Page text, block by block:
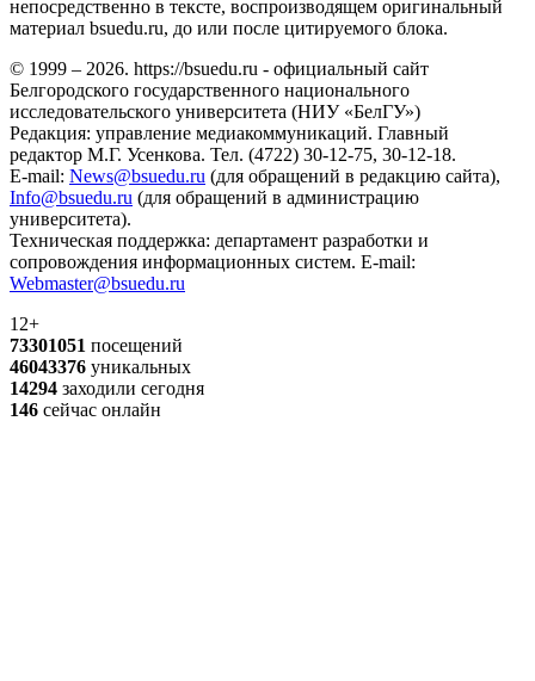
непосредственно в тексте, воспроизводящем оригинальный
материал bsuedu.ru, до или после цитируемого блока.
© 1999 – 2026. https://bsuedu.ru - официальный сайт
Белгородского государственного национального
исследовательского университета (НИУ «БелГУ»)
Редакция: управление медиакоммуникаций. Главный
редактор М.Г. Усенкова. Тел. (4722) 30-12-75, 30-12-18.
E-mail: News@bsuedu.ru (для обращений в редакцию сайта),
Info@bsuedu.ru (для обращений в администрацию
университета).
Техническая поддержка: департамент разработки и
сопровождения информационных систем. E-mail:
Webmaster@bsuedu.ru
12+
73301051 посещений
46043376 уникальных
14294 заходили сегодня
146 сейчас онлайн